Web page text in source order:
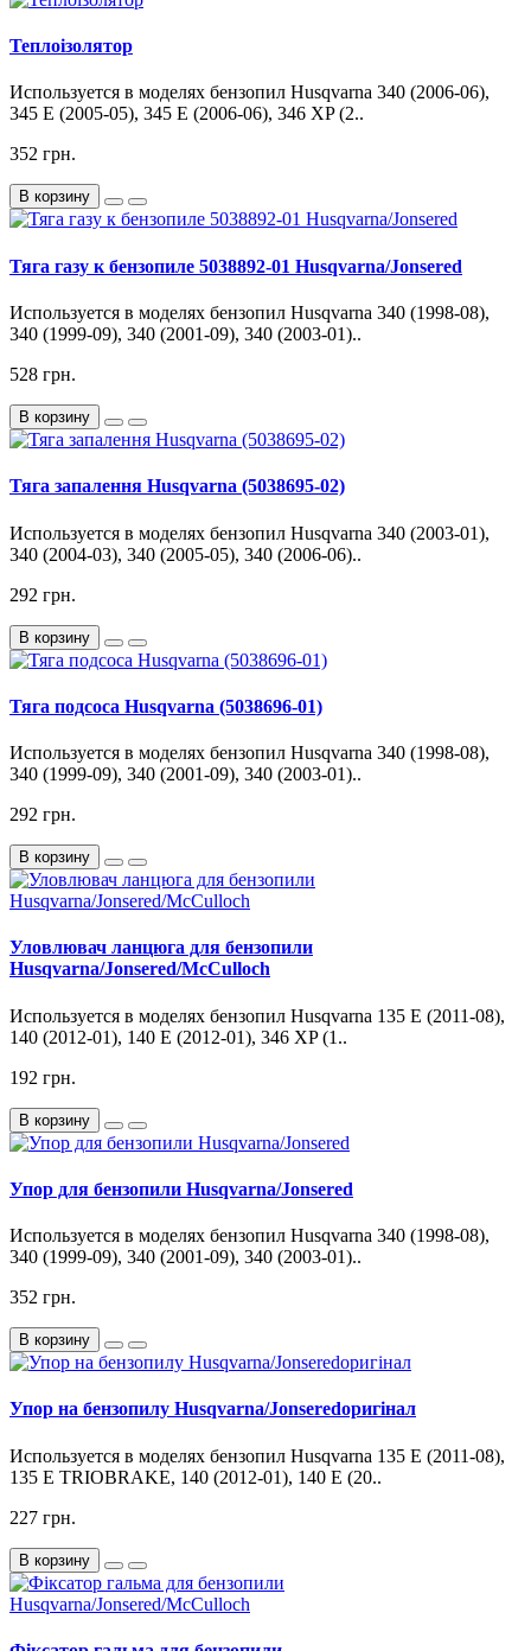
Теплоізолятор
Используется в моделях бензопил Husqvarna 340 (2006-06),
345 E (2005-05), 345 E (2006-06), 346 XP (2..
352 грн.
В корзину
Тяга газу к бензопиле 5038892-01 Husqvarna/Jonsered
Используется в моделях бензопил Husqvarna 340 (1998-08),
340 (1999-09), 340 (2001-09), 340 (2003-01)..
528 грн.
В корзину
Тяга запалення Husqvarna (5038695-02)
Используется в моделях бензопил Husqvarna 340 (2003-01),
340 (2004-03), 340 (2005-05), 340 (2006-06)..
292 грн.
В корзину
Тяга подсоса Husqvarna (5038696-01)
Используется в моделях бензопил Husqvarna 340 (1998-08),
340 (1999-09), 340 (2001-09), 340 (2003-01)..
292 грн.
В корзину
Уловлювач ланцюга для бензопили
Husqvarna/Jonsered/McCulloch
Используется в моделях бензопил Husqvarna 135 E (2011-08),
140 (2012-01), 140 E (2012-01), 346 XP (1..
192 грн.
В корзину
Упор для бензопили Husqvarna/Jonsered
Используется в моделях бензопил Husqvarna 340 (1998-08),
340 (1999-09), 340 (2001-09), 340 (2003-01)..
352 грн.
В корзину
Упор на бензопилу Husqvarna/Jonseredоригінал
Используется в моделях бензопил Husqvarna 135 E (2011-08),
135 E TRIOBRAKE, 140 (2012-01), 140 E (20..
227 грн.
В корзину